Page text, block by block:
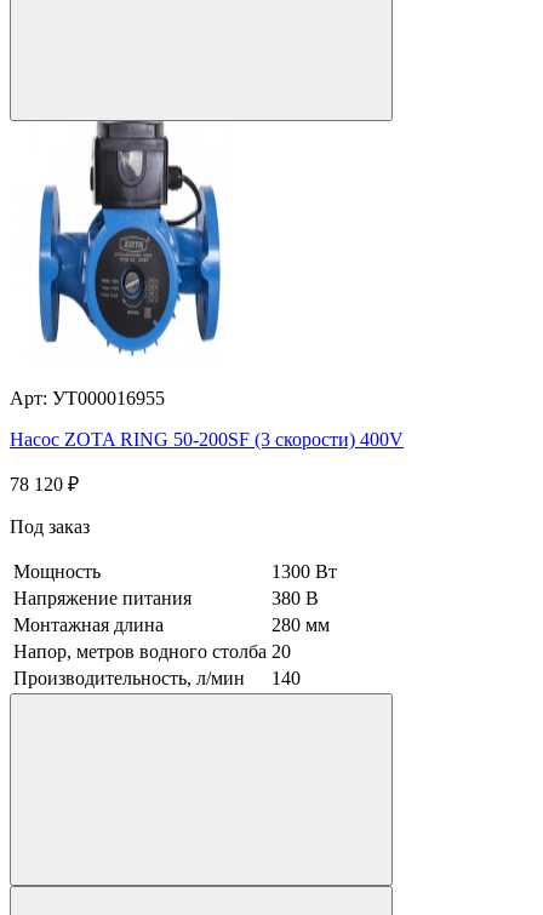
Арт: УТ000016955
Насос ZOTA RING 50-200SF (3 скорости) 400V
78 120 ₽
Под заказ
Мощность
1300 Вт
Напряжение питания
380 В
Монтажная длина
280 мм
Напор, метров водного столба 20
Производительность, л/мин
140